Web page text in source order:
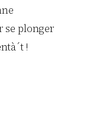
se plonger
!